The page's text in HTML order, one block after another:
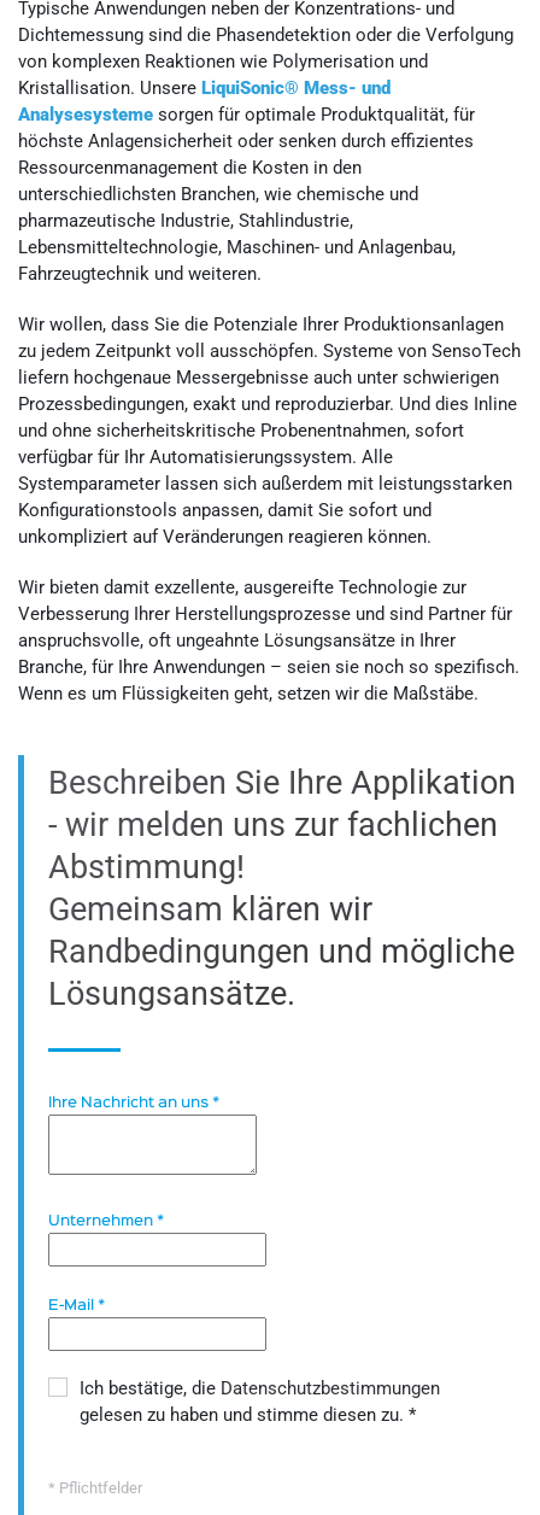
Typische Anwendungen neben der Konzentrations- und
Dichtemessung sind die Phasendetektion oder die Verfolgung
von komplexen Reaktionen wie Polymerisation und
Kristallisation. Unsere LiquiSonic® Mess- und
Analysesysteme sorgen für optimale Produktqualität, für
höchste Anlagensicherheit oder senken durch effizientes
Ressourcenmanagement die Kosten in den
unterschiedlichsten Branchen, wie chemische und
pharmazeutische Industrie, Stahlindustrie,
Lebensmitteltechnologie, Maschinen- und Anlagenbau,
Fahrzeugtechnik und weiteren.
Wir wollen, dass Sie die Potenziale Ihrer Produktionsanlagen
zu jedem Zeitpunkt voll ausschöpfen. Systeme von SensoTech
liefern hochgenaue Messergebnisse auch unter schwierigen
Prozessbedingungen, exakt und reproduzierbar. Und dies Inline
und ohne sicherheitskritische Probenentnahmen, sofort
verfügbar für Ihr Automatisierungssystem. Alle
Systemparameter lassen sich außerdem mit leistungsstarken
Konfigurationstools anpassen, damit Sie sofort und
unkompliziert auf Veränderungen reagieren können.
Wir bieten damit exzellente, ausgereifte Technologie zur
Verbesserung Ihrer Herstellungsprozesse und sind Partner für
anspruchsvolle, oft ungeahnte Lösungsansätze in Ihrer
Branche, für Ihre Anwendungen – seien sie noch so spezifisch.
Wenn es um Flüssigkeiten geht, setzen wir die Maßstäbe.
Beschreiben Sie Ihre Applikation
- wir melden uns zur fachlichen
Abstimmung!
Gemeinsam klären wir
Randbedingungen und mögliche
Lösungsansätze.
Ihre Nachricht an uns *
Unternehmen *
E-Mail *
Ich bestätige, die Datenschutzbestimmungen
gelesen zu haben und stimme diesen zu. *
* Pflichtfelder